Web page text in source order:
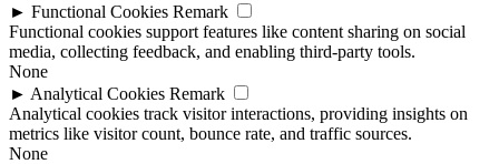
► Functional Cookies Remark
Functional cookies support features like content sharing on social
media, collecting feedback, and enabling third-party tools.
None
► Analytical Cookies Remark
Analytical cookies track visitor interactions, providing insights on
metrics like visitor count, bounce rate, and traffic sources.
None